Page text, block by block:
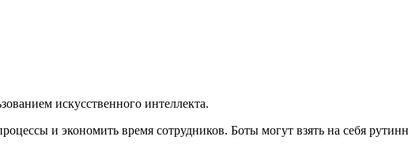
искусственного интеллекта.
и экономить время сотрудников. Боты могут взять на себя